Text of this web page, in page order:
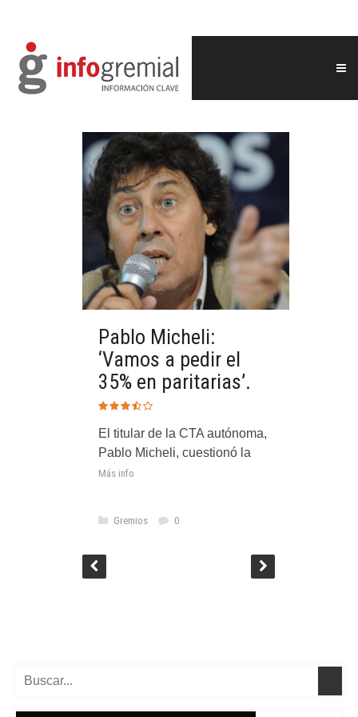
Pablo Micheli:
‘Vamos a pedir el
35% en paritarias’.
El titular de la CTA autónoma,
Pablo Micheli, cuestionó la
Más info
Gremios 0
 